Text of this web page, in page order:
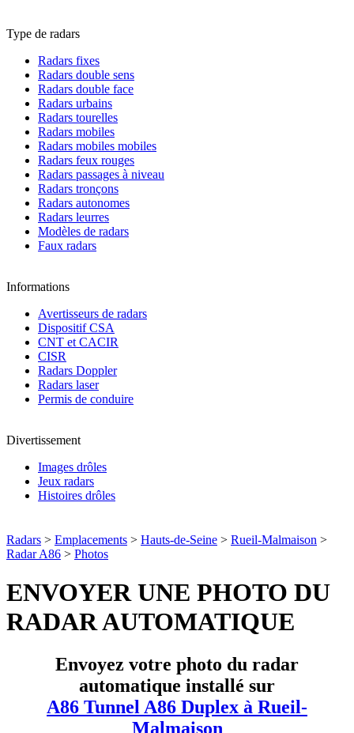
Type de radars
Radars fixes
Radars double sens
Radars double face
Radars urbains
Radars tourelles
Radars mobiles
Radars mobiles mobiles
Radars feux rouges
Radars passages à niveau
Radars tronçons
Radars autonomes
Radars leurres
Modèles de radars
Faux radars
Informations
Avertisseurs de radars
Dispositif CSA
CNT et CACIR
CISR
Radars Doppler
Radars laser
Permis de conduire
Divertissement
Images drôles
Jeux radars
Histoires drôles
Radars > Emplacements > Hauts-de-Seine > Rueil-Malmaison >
Radar A86 > Photos
ENVOYER UNE PHOTO DU
RADAR AUTOMATIQUE
Envoyez votre photo du radar
automatique installé sur
A86 Tunnel A86 Duplex à Rueil-
Malmaison